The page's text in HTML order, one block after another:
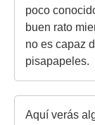
poco
buen rato
no es capaz
pisapapeles.
Aquí verás